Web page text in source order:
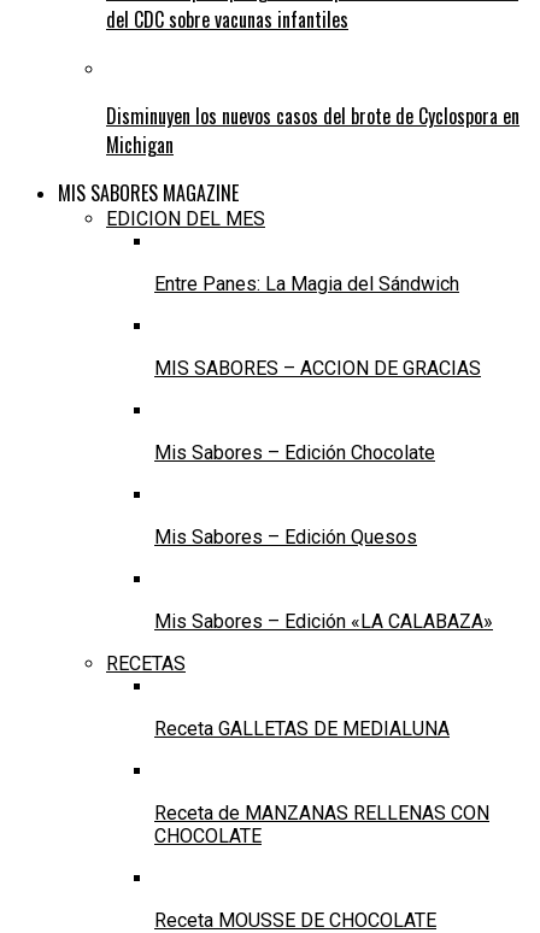
del CDC sobre vacunas infantiles
Disminuyen los nuevos casos del brote de Cyclospora en
Michigan
MIS SABORES MAGAZINE
EDICION DEL MES
Entre Panes: La Magia del Sándwich
MIS SABORES – ACCION DE GRACIAS
Mis Sabores – Edición Chocolate
Mis Sabores – Edición Quesos
Mis Sabores – Edición «LA CALABAZA»
RECETAS
Receta GALLETAS DE MEDIALUNA
Receta de MANZANAS RELLENAS CON
CHOCOLATE
Receta MOUSSE DE CHOCOLATE